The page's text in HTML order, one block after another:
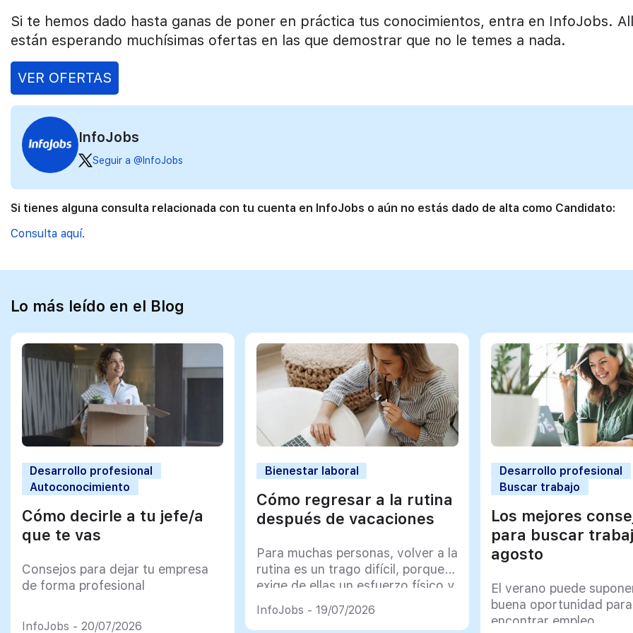
Si te hemos dado hasta ganas de poner en práctica tus conocimientos, entra en InfoJobs.
están esperando muchísimas ofertas en las que demostrar que no le temes a nada.
VER OFERTAS
InfoJobs
Seguir a @InfoJobs
Si tienes alguna consulta relacionada con tu cuenta en InfoJobs o aún no estás dado de alta como Candidato:
Consulta aquí.
Lo más leído en el Blog
Desarrollo profesional
Autoconocimiento
Cómo decirle a tu jefe/a
que te vas
Consejos para dejar tu empresa
de forma profesional
InfoJobs - 20/07/2026
Bienestar laboral
Cómo regresar a la rutina
después de vacaciones
Para muchas personas, volver a la
rutina es un trago difícil, porque
exige de ellas un esfuerzo físico y
InfoJobs - 19/07/2026
Desarrollo profesional
Buscar trabajo
Los mejores
para buscar
agosto
El verano puede
buena oportunidad para
encontrar empleo